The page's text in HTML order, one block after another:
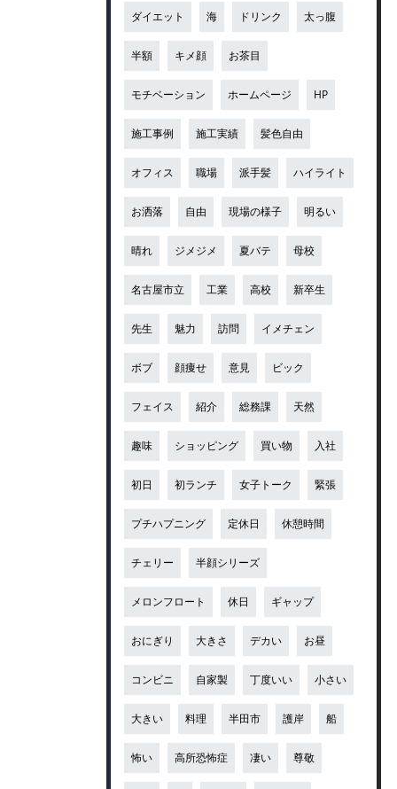
ダイエット 海 ドリンク 太っ腹
半額 キメ顔 お茶目
モチベーション ホームページ HP
施工事例 施工実績 髪色自由
オフィス 職場 派手髪 ハイライト
お洒落 自由 現場の様子 明るい
晴れ ジメジメ 夏バテ 母校
名古屋市立 工業 高校 新卒生
先生 魅力 訪問 イメチェン
ボブ 顔痩せ 意見 ビック
フェイス 紹介 総務課 天然
趣味 ショッピング 買い物 入社
初日 初ランチ 女子トーク 緊張
プチハプニング 定休日 休憩時間
チェリー 半顔シリーズ
メロンフロート 休日 ギャップ
おにぎり 大きさ デカい お昼
コンビニ 自家製 丁度いい 小さい
大きい 料理 半田市 護岸 船
怖い 高所恐怖症 凄い 尊敬